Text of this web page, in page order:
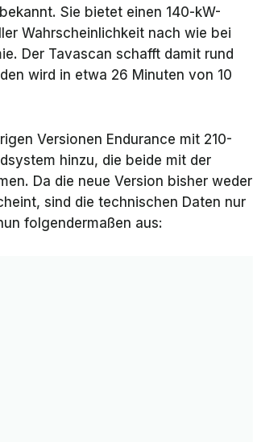
bekannt. Sie bietet einen 140-kW-
Wahrscheinlichkeit nach wie bei
Der Tavascan schafft damit rund
wird in etwa 26 Minuten von 10
Versionen Endurance mit 210-
hinzu, die beide mit der
Da die neue Version bisher weder
sind die technischen Daten nur
folgendermaßen aus: